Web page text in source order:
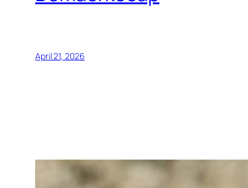
April 21, 2026